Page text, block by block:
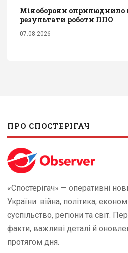
Міноборони оприлюднило
результати роботи ППО
07.08.2026
ПРО СПОСТЕРІГАЧ
«Спостерігач» — оперативні
України: війна, політика,
суспільство, регіони та світ.
факти, важливі деталі й
протягом дня.